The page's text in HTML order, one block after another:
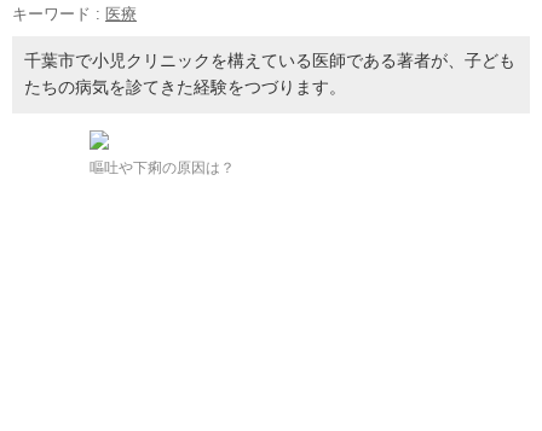
キーワード : 医療
千葉市で小児クリニックを構えている医師である著者が、子ども
たちの病気を診てきた経験をつづります。
嘔吐や下痢の原因は？